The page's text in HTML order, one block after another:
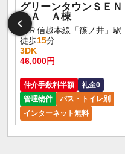
グリーンタウンＳＥＮ
ＤＡ Ａ棟
ＪＲ信越本線「篠ノ井」駅
徒歩15分
3DK
46,000円
仲介手数料半額
礼金0
管理物件
バス・トイレ別
インターネット無料